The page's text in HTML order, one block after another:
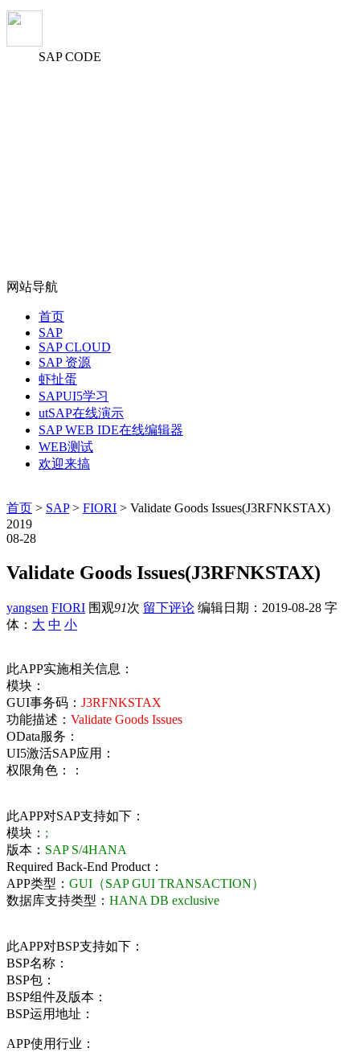
SAP CODE
网站导航
首页
SAP
SAP CLOUD
SAP 资源
虾扯蛋
SAPUI5学习
utSAP在线演示
SAP WEB IDE在线编辑器
WEB测试
欢迎来搞
首页 > SAP> FIORI > Validate Goods Issues(J3RFNKSTAX)
2019
08-28
Validate Goods Issues(J3RFNKSTAX)
yangsen FIORI 围观91次 留下评论 编辑日期： 2019-08-28 字
体： 大 中 小
此APP实施相关信息：
模块：
GUI事务码： J3RFNKSTAX
功能描述： Validate Goods Issues
OData服务：
UI5激活SAP应用：
权限角色：：
此APP对SAP支持如下：
模块： ;
版本： SAP S/4HANA
Required Back-End Product：
APP类型： GUI（SAP GUI TRANSACTION）
数据库支持类型： HANA DB exclusive
此APP对BSP支持如下：
BSP名称：
BSP包：
BSP组件及版本：
BSP运用地址：
APP使用行业：